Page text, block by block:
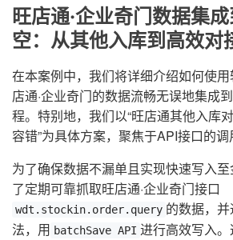
旺店通·企业奇门数据集
空：从其他入库到高效对
在本案例中，我们将详细介绍如何使
店通·企业奇门的数据流畅无误地集成
程。特别地，我们以“旺店通其他入库
容错”为具体方案，聚焦于API接口的调
为了确保数据不漏单且实现快速写入
了定期可靠抓取旺店通·企业奇门接口
wdt.stockin.order.query 的数据，
法，用 batchSave API 进行高效写入